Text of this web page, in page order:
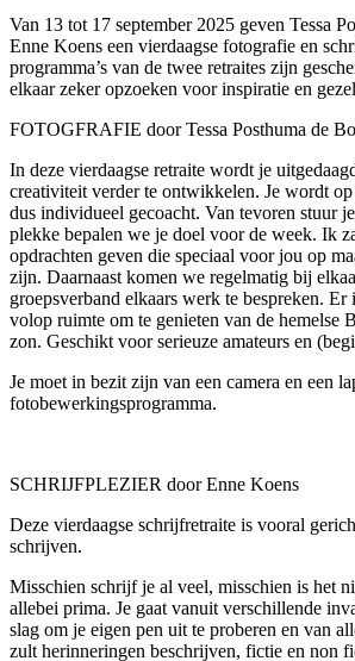
Van 13 tot 17 september 2025 geven Tessa
Enne Koens een vierdaagse fotografie en
programma’s van de twee retraites zijn
elkaar zeker opzoeken voor inspiratie en
FOTOGFRAFIE door Tessa Posthuma de
In deze vierdaagse retraite wordt je
creativiteit verder te ontwikkelen. Je wordt
dus individueel gecoacht. Van tevoren stuur
plekke bepalen we je doel voor de week. Ik
opdrachten geven die speciaal voor jou op
zijn. Daarnaast komen we regelmatig bij
groepsverband elkaars werk te bespreken.
volop ruimte om te genieten van de hemelse
zon. Geschikt voor serieuze amateurs en
Je moet in bezit zijn van een camera en een
fotobewerkingsprogramma.
SCHRIJFPLEZIER door Enne Koens
Deze vierdaagse schrijfretraite is vooral geri
schrijven.
Misschien schrijf je al veel, misschien is het
allebei prima. Je gaat vanuit verschillende
slag om je eigen pen uit te proberen en van
zult herinneringen beschrijven, fictie en non